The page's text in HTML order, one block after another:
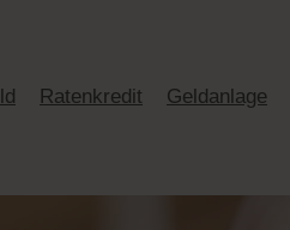
Ratenkredit Geldanlage